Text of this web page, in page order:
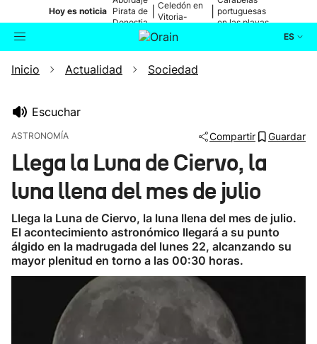
Hoy es noticia Pirata de
Donostia
Celedón en
Vitoria-
portuguesas
en las playas
ES
Buscador Actualidad
Ikusmiran
Eguraldia
Inicio Actualidad Sociedad
Escuchar
ASTRONOMÍA Compartir Guardar
Llega la Luna de Ciervo, la
luna llena del mes de julio
Llega la Luna de Ciervo, la luna llena del mes de julio.
El acontecimiento astronómico llegará a su punto
álgido en la madrugada del lunes 22, alcanzando su
mayor plenitud en torno a las 00:30 horas.